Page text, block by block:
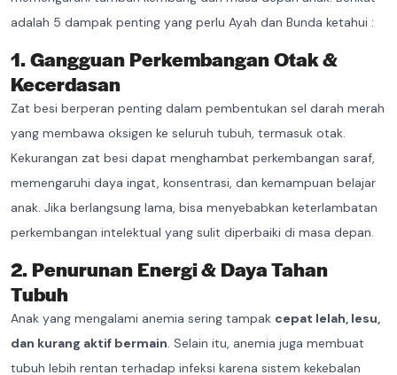
adalah 5 dampak penting yang perlu Ayah dan Bunda ketahui :
1. Gangguan Perkembangan Otak &
Kecerdasan
Zat besi berperan penting dalam pembentukan sel darah merah
yang membawa oksigen ke seluruh tubuh, termasuk otak.
Kekurangan zat besi dapat menghambat perkembangan saraf,
memengaruhi daya ingat, konsentrasi, dan kemampuan belajar
anak. Jika berlangsung lama, bisa menyebabkan keterlambatan
perkembangan intelektual yang sulit diperbaiki di masa depan.
2. Penurunan Energi & Daya Tahan
Tubuh
Anak yang mengalami anemia sering tampak cepat lelah, lesu,
dan kurang aktif bermain. Selain itu, anemia juga membuat
tubuh lebih rentan terhadap infeksi karena sistem kekebalan